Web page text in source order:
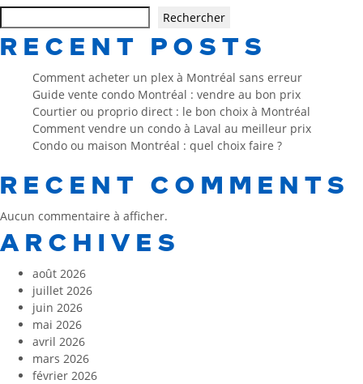
Rechercher
RECENT POSTS
Comment acheter un plex à Montréal sans erreur
Guide vente condo Montréal : vendre au bon prix
Courtier ou proprio direct : le bon choix à Montréal
Comment vendre un condo à Laval au meilleur prix
Condo ou maison Montréal : quel choix faire ?
RECENT COMMENTS
Aucun commentaire à afficher.
ARCHIVES
août 2026
juillet 2026
juin 2026
mai 2026
avril 2026
mars 2026
février 2026